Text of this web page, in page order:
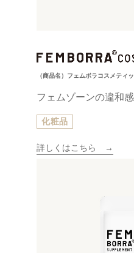
（商品名）フェムボラコスメティ
フェムゾーンの違和
化粧品
詳しくはこちら